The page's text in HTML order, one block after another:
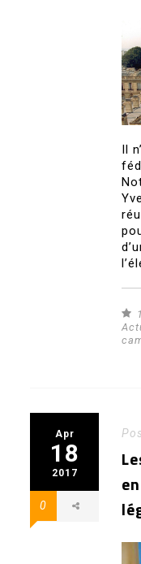
Il
Apr
18
2017
0